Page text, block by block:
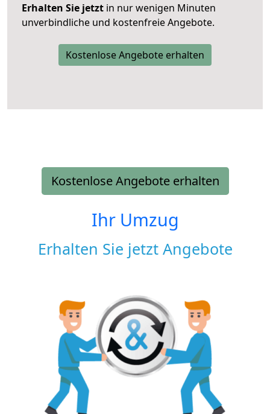
Erhalten Sie jetzt in nur wenigen Minuten
unverbindliche und kostenfreie Angebote.
Kostenlose Angebote erhalten
Kostenlose Angebote erhalten
Ihr Umzug
Erhalten Sie jetzt Angebote